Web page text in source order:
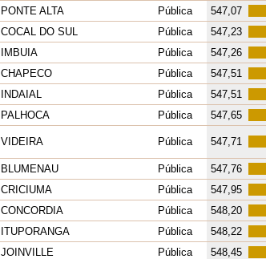
PONTE ALTA Pública 547,07
COCAL DO SUL Pública 547,23
IMBUIA Pública 547,26
CHAPECO Pública 547,51
INDAIAL Pública 547,51
PALHOCA Pública 547,65
VIDEIRA Pública 547,71
BLUMENAU Pública 547,76
CRICIUMA Pública 547,95
CONCORDIA Pública 548,20
ITUPORANGA Pública 548,22
JOINVILLE Pública 548,45